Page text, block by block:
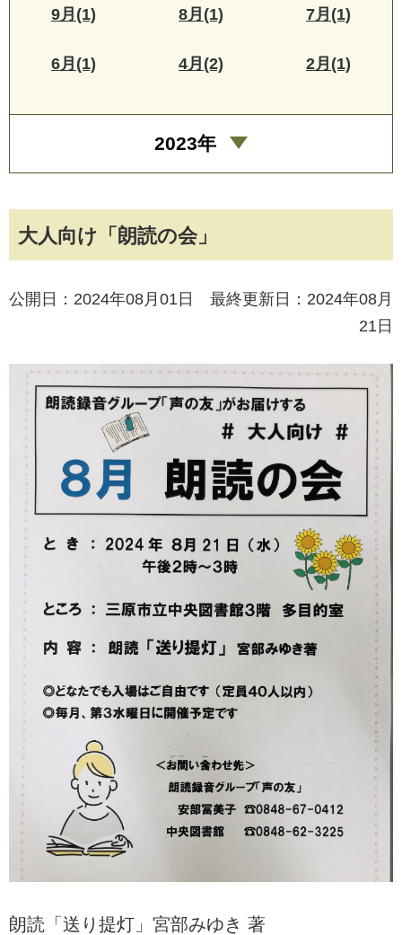
大人向け「朗読の会」
公開日：2024年08月01日 最終更新日：2024年08月
21日
朗読「送り提灯」宮部みゆき 著
9月(1) 8月(1) 7月(1)
6月(1) 4月(2) 2月(1)
2023年